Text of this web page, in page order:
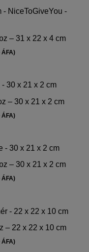
– 31 x 22 x 4 cm
ÁFA)
– 30 x 21 x 2 cm
ÁFA)
– 30 x 21 x 2 cm
ÁFA)
– 22 x 22 x 10 cm
ÁFA)